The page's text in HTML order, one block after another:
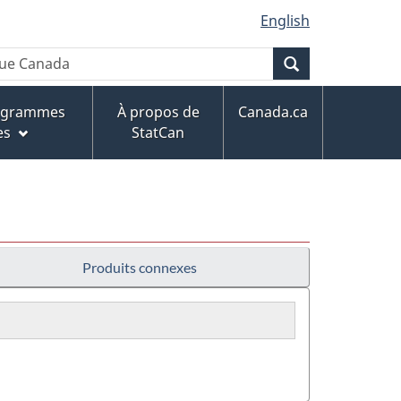
English
À propos de
StatCan
Canada.ca
Produits connexes